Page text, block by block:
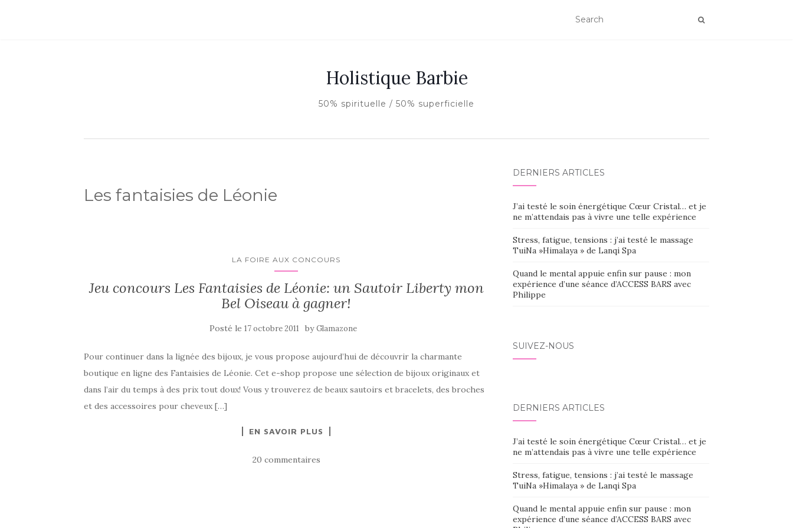
Holistique Barbie
50% spirituelle / 50% superficielle
Les fantaisies de Léonie
LA FOIRE AUX CONCOURS
Jeu concours Les Fantaisies de Léonie: un Sautoir Liberty mon
Bel Oiseau à gagner!
Posté le17 octobre 2011 byGlamazone
Pour continuer dans la lignée des bijoux, je vous propose aujourd’hui de découvrir la charmante
boutique en ligne des Fantaisies de Léonie. Cet e-shop propose une sélection de bijoux originaux et
dans l’air du temps à des prix tout doux! Vous y trouverez de beaux sautoirs et bracelets, des broches
et des accessoires pour cheveux […]
EN SAVOIR PLUS
20 commentaires
DERNIERS ARTICLES
J’ai testé le soin énergétique Cœur Cristal… et je
ne m’attendais pas à vivre une telle expérience
Stress, fatigue, tensions : j’ai testé le massage
TuiNa »Himalaya » de Lanqi Spa
Quand le mental appuie enfin sur pause : mon
expérience d’une séance d’ACCESS BARS avec
Philippe
SUIVEZ-NOUS
DERNIERS ARTICLES
J’ai testé le soin énergétique Cœur Cristal… et je
ne m’attendais pas à vivre une telle expérience
Stress, fatigue, tensions : j’ai testé le massage
TuiNa »Himalaya » de Lanqi Spa
Quand le mental appuie enfin sur pause : mon
expérience d’une séance d’ACCESS BARS avec